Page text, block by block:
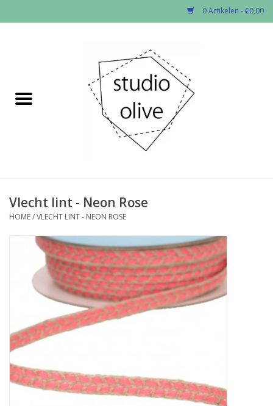
0 Artikelen - €0,00
✂︎Nieuw
Fournituren
Workshops
Diy pakketten
Studio Olive inspireert....
Vlecht lint - Neon Rose
HOME/VLECHT LINT - NEON ROSE